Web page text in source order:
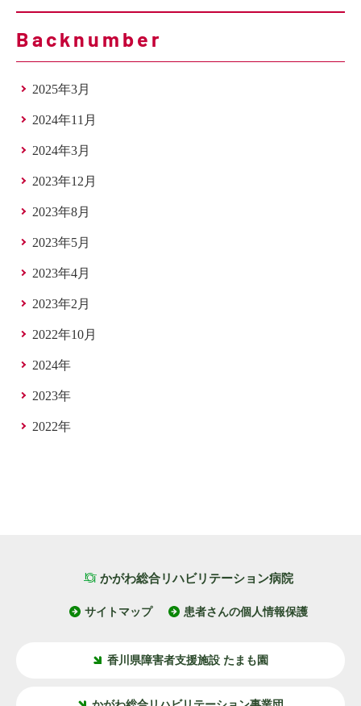
Backnumber
2025年3月
2024年11月
2024年3月
2023年12月
2023年8月
2023年5月
2023年4月
2023年2月
2022年10月
2024年
2023年
2022年
かがわ総合リハビリテーション病院
サイトマップ 患者さんの個人情報保護
香川県障害者支援施設 たまも園